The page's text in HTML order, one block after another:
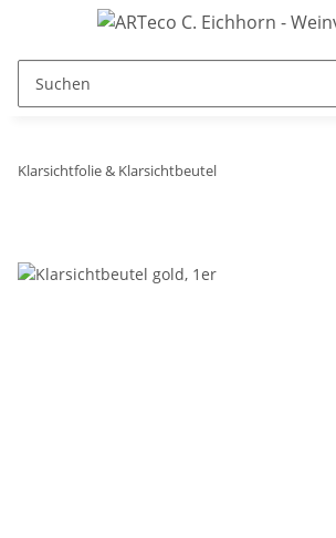
Klarsichtfolie & Klarsichtbeutel